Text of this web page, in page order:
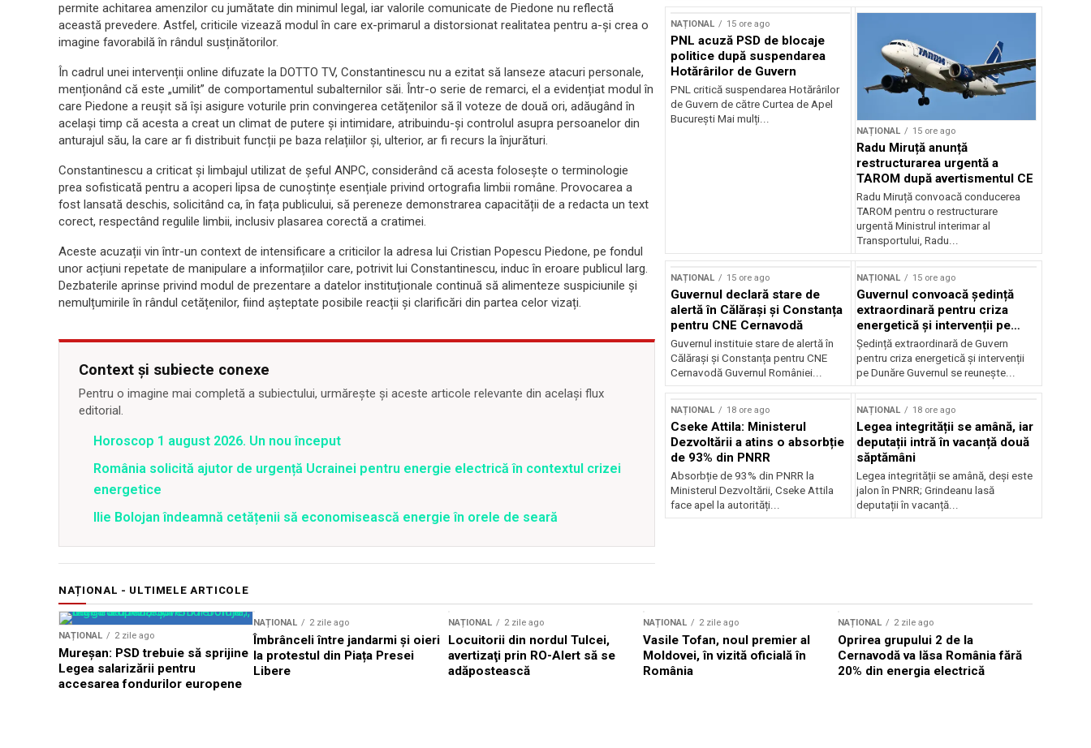
permite achitarea amenzilor cu jumătate din minimul legal, iar valorile comunicate de Piedone nu reflectă
această prevedere. Astfel, criticile vizează modul în care ex-primarul a distorsionat realitatea pentru a-și crea o
imagine favorabilă în rândul susținătorilor.
În cadrul unei intervenții online difuzate la DOTTO TV, Constantinescu nu a ezitat să lanseze atacuri personale,
menționând că este „umilit” de comportamentul subalternilor săi. Într-o serie de remarci, el a evidențiat modul în
care Piedone a reușit să își asigure voturile prin convingerea cetățenilor să îl voteze de două ori, adăugând în
același timp că acesta a creat un climat de putere și intimidare, atribuindu-și controlul asupra persoanelor din
anturajul său, la care ar fi distribuit funcții pe baza relațiilor și, ulterior, ar fi recurs la înjurături.
Constantinescu a criticat și limbajul utilizat de șeful ANPC, considerând că acesta folosește o terminologie
prea sofisticată pentru a acoperi lipsa de cunoștințe esențiale privind ortografia limbii române. Provocarea a
fost lansată deschis, solicitând ca, în fața publicului, să pereneze demonstrarea capacității de a redacta un text
corect, respectând regulile limbii, inclusiv plasarea corectă a cratimei.
Aceste acuzații vin într-un context de intensificare a criticilor la adresa lui Cristian Popescu Piedone, pe fondul
unor acțiuni repetate de manipulare a informațiilor care, potrivit lui Constantinescu, induc în eroare publicul larg.
Dezbaterile aprinse privind modul de prezentare a datelor instituționale continuă să alimenteze suspiciunile și
nemulțumirile în rândul cetățenilor, fiind așteptate posibile reacții și clarificări din partea celor vizați.
Context și subiecte conexe
Pentru o imagine mai completă a subiectului, urmărește și aceste articole relevante din același flux
editorial.
Horoscop 1 august 2026. Un nou început
România solicită ajutor de urgență Ucrainei pentru energie electrică în contextul crizei
energetice
Ilie Bolojan îndeamnă cetățenii să economisească energie în orele de seară
NAȚIONAL 15 ore ago
PNL acuză PSD de blocaje
politice după suspendarea
Hotărârilor de Guvern
PNL critică suspendarea Hotărârilor
de Guvern de către Curtea de Apel
București Mai mulți...
NAȚIONAL 15 ore ago
Radu Miruță anunță
restructurarea urgentă a
TAROM după avertismentul CE
Radu Miruță convoacă conducerea
TAROM pentru o restructurare
urgentă Ministrul interimar al
Transportului, Radu...
NAȚIONAL 15 ore ago
Guvernul declară stare de
alertă în Călărași și Constanța
pentru CNE Cernavodă
Guvernul instituie stare de alertă în
Călărași și Constanța pentru CNE
Cernavodă Guvernul României...
NAȚIONAL 15 ore ago
Guvernul convoacă ședință
extraordinară pentru criza
energetică și intervenții pe
Dunăre
Ședință extraordinară de Guvern
pentru criza energetică și intervenții
pe Dunăre Guvernul se reunește...
NAȚIONAL 18 ore ago
Cseke Attila: Ministerul
Dezvoltării a atins o absorbție
de 93% din PNRR
Absorbție de 93% din PNRR la
Ministerul Dezvoltării, Cseke Attila
face apel la autorități...
NAȚIONAL 18 ore ago
Legea integrității se amână, iar
deputații intră în vacanță două
săptămâni
Legea integrității se amână, deși este
jalon în PNRR; Grindeanu lasă
deputații în vacanță...
NAȚIONAL - ULTIMELE ARTICOLE
NAȚIONAL 2 zile ago
Mureșan: PSD trebuie să sprijine
Legea salarizării pentru
accesarea fondurilor europene
NAȚIONAL 2 zile ago
Îmbrânceli între jandarmi și oieri
la protestul din Piața Presei
Libere
NAȚIONAL 2 zile ago
Locuitorii din nordul Tulcei,
avertizaţi prin RO-Alert să se
adăpostească
NAȚIONAL 2 zile ago
Vasile Tofan, noul premier al
Moldovei, în vizită oficială în
România
NAȚIONAL 2 zile ago
Oprirea grupului 2 de la
Cernavodă va lăsa România fără
20% din energia electrică